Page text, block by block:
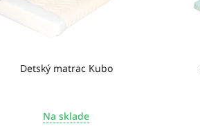
Detský matrac Kubo
Na sklade